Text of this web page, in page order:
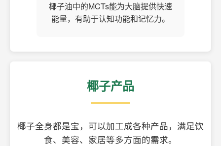
椰子油中的MCTs能为大脑提供快速
能量，有助于认知功能和记忆力。
椰子产品
椰子全身都是宝，可以加工成各种产品，满足饮
食、美容、家居等多方面的需求。